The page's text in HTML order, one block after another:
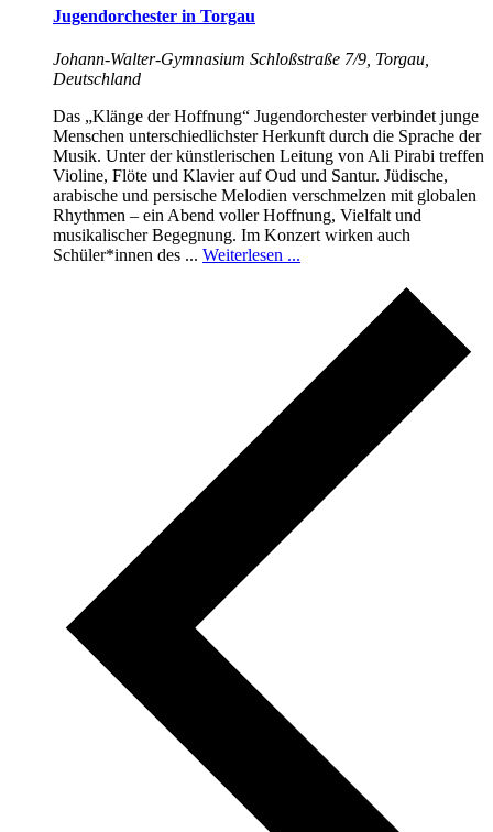
Jugendorchester in Torgau
Johann-Walter-Gymnasium Schloßstraße 7/9, Torgau,
Deutschland
Das „Klänge der Hoffnung“ Jugendorchester verbindet junge
Menschen unterschiedlichster Herkunft durch die Sprache der
Musik. Unter der künstlerischen Leitung von Ali Pirabi treffen
Violine, Flöte und Klavier auf Oud und Santur. Jüdische,
arabische und persische Melodien verschmelzen mit globalen
Rhythmen – ein Abend voller Hoffnung, Vielfalt und
musikalischer Begegnung. Im Konzert wirken auch
Schüler*innen des ... Weiterlesen ...